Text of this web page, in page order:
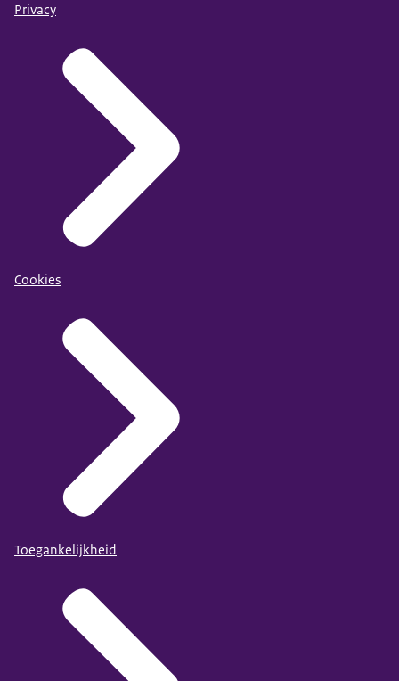
Privacy
Cookies
Toegankelijkheid